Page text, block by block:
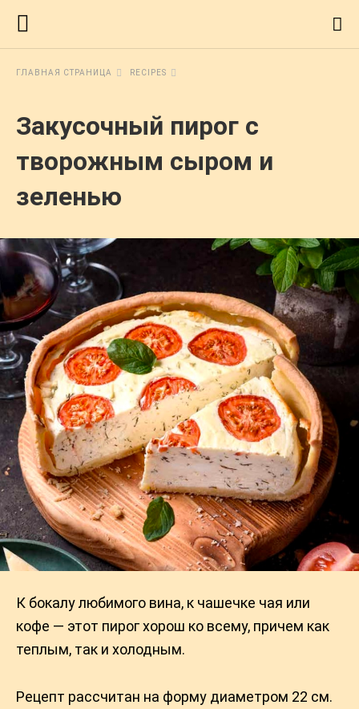
ГЛАВНАЯ СТРАНИЦА RECIPES
Закусочный пирог с
творожным сыром и
зеленью
К бокалу любимого вина, к чашечке чая или
кофе — этот пирог хорош ко всему, причем как
теплым, так и холодным.
Рецепт рассчитан на форму диаметром 22 см.